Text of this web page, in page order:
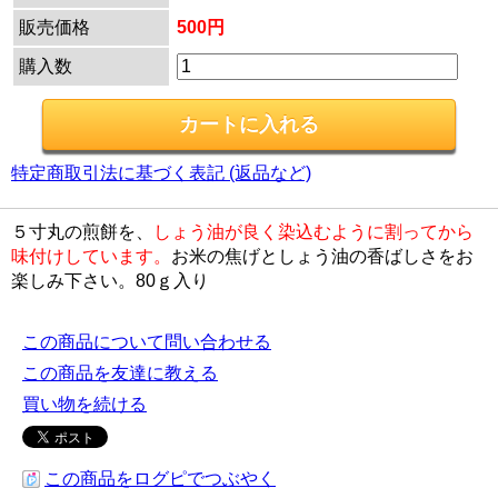
販売価格 500円
購入数
特定商取引法に基づく表記 (返品など)
５寸丸の煎餅を、
しょう油が良く染込むように割ってから
味付けしています。 お米の焦げとしょう油の香ばしさをお
楽しみ下さい。80ｇ入り
この商品について問い合わせる
この商品を友達に教える
買い物を続ける
この商品をログピでつぶやく